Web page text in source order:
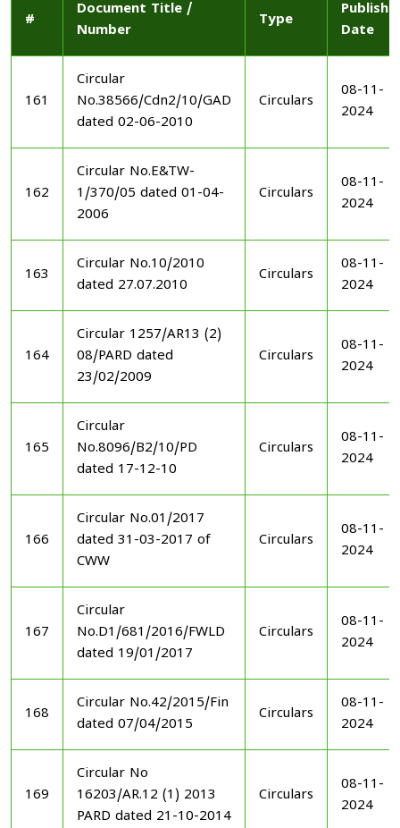
#
Document Title /
Number
Type
Date
161
Circular
No.38566/Cdn2/10/GAD
dated 02-06-2010
Circulars
08-11-
2024
162
Circular No.E&TW-
1/370/05 dated 01-04-
2006
Circulars
08-11-
2024
163
Circular No.10/2010
dated 27.07.2010
Circulars
08-11-
2024
164
Circular 1257/AR13 (2)
08/PARD dated
23/02/2009
Circulars
08-11-
2024
165
Circular
No.8096/B2/10/PD
dated 17-12-10
Circulars
08-11-
2024
166
Circular No.01/2017
dated 31-03-2017 of
CWW
Circulars
08-11-
2024
167
Circular
No.D1/681/2016/FWLD
dated 19/01/2017
Circulars
08-11-
2024
168
Circular No.42/2015/Fin
dated 07/04/2015
Circulars
08-11-
2024
169
Circular No
16203/AR.12 (1) 2013
PARD dated 21-10-2014
Circulars
08-11-
2024